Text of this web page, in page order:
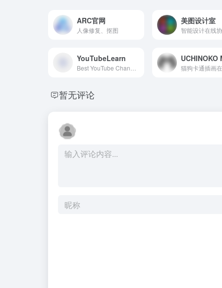
ARC官网
人像修复、抠图
美图设计室
YouTubeLearn
暂无评论